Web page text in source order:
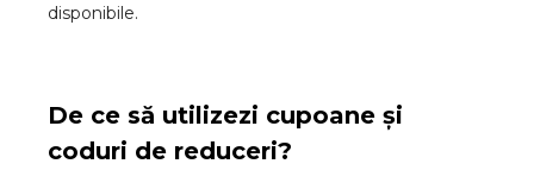
disponibile.
De ce să utilizezi cupoane și
coduri de reduceri?